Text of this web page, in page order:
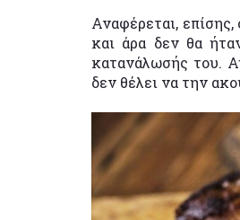
Αναφέρεται,
και άρα δεν θα
κατανάλωσής του.
δεν θέλει να την